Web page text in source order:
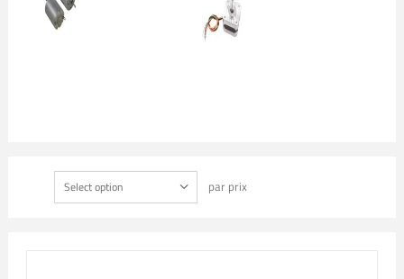
Select option par prix